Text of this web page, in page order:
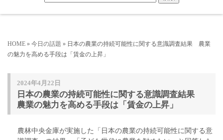
HOME » 今日の話題 » 日本の農業の持続可能性に関する意識調査結果 農業
の魅力を高める手段は「賃金の上昇」
2024年4月22日
日本の農業の持続可能性に関する意識調査結果
農業の魅力を高める手段は「賃金の上昇」
農林中央金庫が実施した「日本の農業の持続可能性に関する意